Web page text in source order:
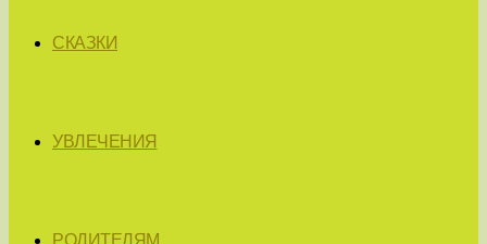
СКАЗКИ
УВЛЕЧЕНИЯ
РОДИТЕЛЯМ